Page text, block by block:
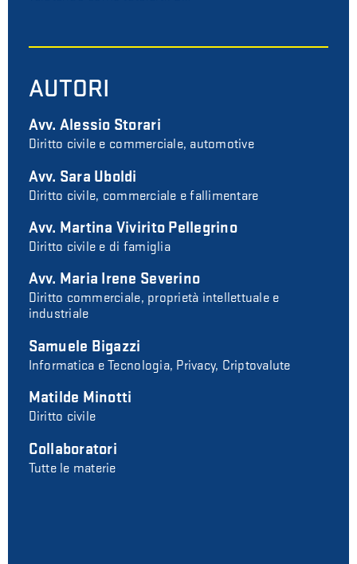
AUTORI
Avv. Alessio Storari
Diritto civile e commerciale, automotive
Avv. Sara Uboldi
Diritto civile, commerciale e fallimentare
Avv. Martina Vivirito Pellegrino
Diritto civile e di famiglia
Avv. Maria Irene Severino
Diritto commerciale, proprietà intellettuale e
industriale
Samuele Bigazzi
Informatica e Tecnologia, Privacy, Criptovalute
Matilde Minotti
Diritto civile
Collaboratori
Tutte le materie